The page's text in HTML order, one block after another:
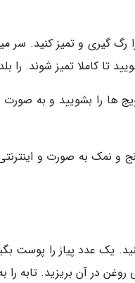
رگ گیری و تمیز کنید. سر
تا کاملا تمیز شوند. را
ها را بشویید و به صورت
و نمک به صورت و
کنید. یک عدد پیاز را پوست
در آن بریزید. تابه